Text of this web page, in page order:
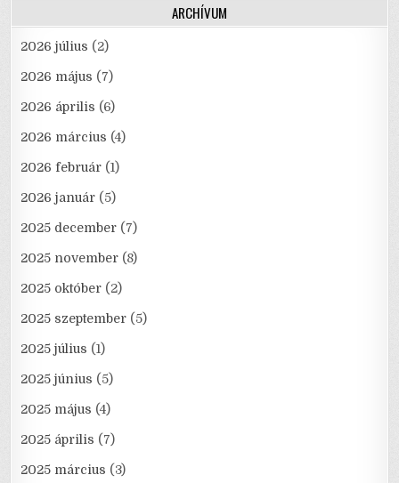
ARCHÍVUM
2026 július (2)
2026 május (7)
2026 április (6)
2026 március (4)
2026 február (1)
2026 január (5)
2025 december (7)
2025 november (8)
2025 október (2)
2025 szeptember (5)
2025 július (1)
2025 június (5)
2025 május (4)
2025 április (7)
2025 március (3)